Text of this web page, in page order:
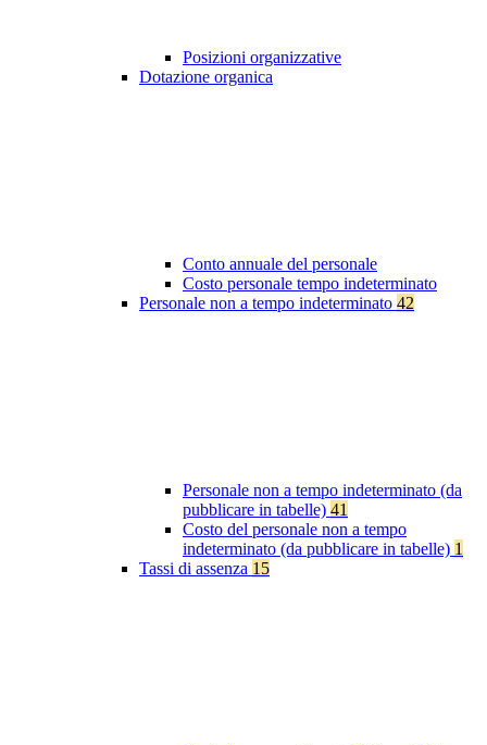
Posizioni organizzative
Dotazione organica
Conto annuale del personale
Costo personale tempo indeterminato
Personale non a tempo indeterminato 42
Personale non a tempo indeterminato (da
pubblicare in tabelle) 41
Costo del personale non a tempo
indeterminato (da pubblicare in tabelle) 1
Tassi di assenza 15